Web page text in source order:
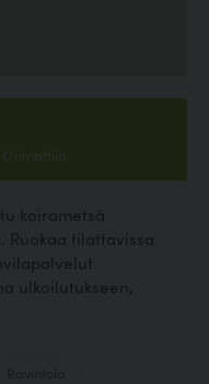
Orimattila
koirametsä
Ruokaa tilattavissa
ulkoilutukseen,